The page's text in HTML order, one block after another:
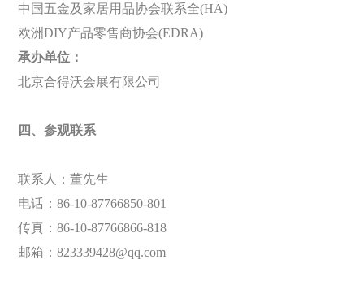
中国五金及家居用品协会联系全(HA)
欧洲DIY产品零售商协会(EDRA)
承办单位：
北京合得沃会展有限公司
四、参观联系
联系人：董先生
电话：86-10-87766850-801
传真：86-10-87766866-818
邮箱：823339428@qq.com